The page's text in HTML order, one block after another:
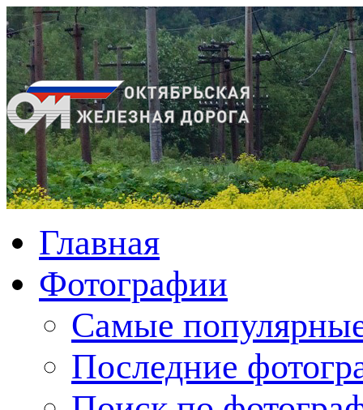
Главная
Фотографии
Cамые
Последние